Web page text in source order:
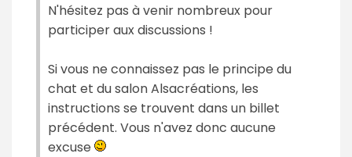
N'hésitez pas à venir nombreux pour
participer aux discussions !
Si vous ne connaissez pas le principe du
chat et du salon Alsacréations, les
instructions se trouvent dans un billet
précédent. Vous n'avez donc aucune
excuse